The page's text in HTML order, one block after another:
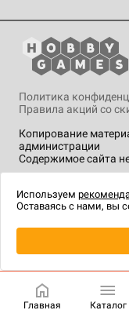
Копирование
администрации
Содержимое сайта
Политика
Правила акций со
технологии.
Главная Каталог
Используем
Оставаясь с нами, вы